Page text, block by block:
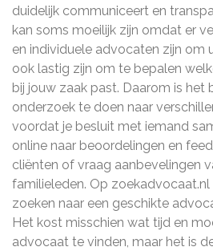
duidelijk communiceert en
kan soms moeilijk zijn omdat er
en individuele advocaten zijn om
ook lastig zijn om te bepalen
bij jouw zaak past. Daarom is het
onderzoek te doen naar
voordat je besluit met iemand
online naar beoordelingen en
cliënten of vraag aanbevelingen
familieleden. Op zoekadvocaat.nl
zoeken naar een geschikte
Het kost misschien wat tijd en
advocaat te vinden, maar het is